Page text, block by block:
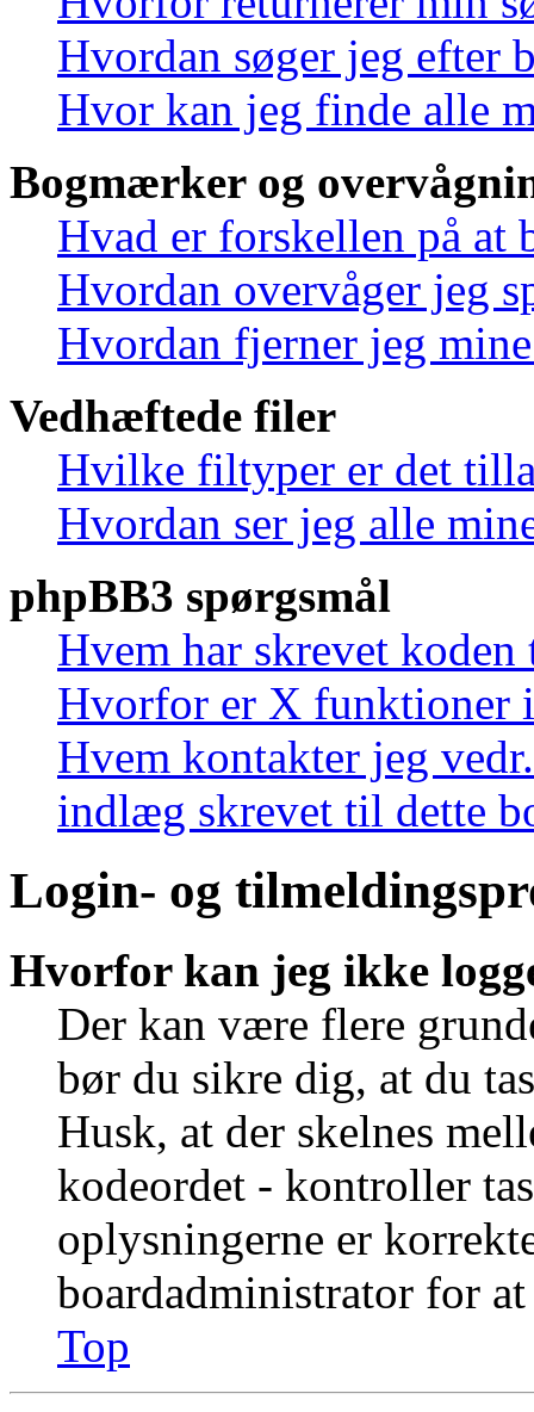
Hvordan søger jeg efter
Hvor kan jeg finde alle
Bogmærker og
Hvad er forskellen på at
Hvordan overvåger jeg
Hvordan fjerner jeg
Vedhæftede filer
Hvilke filtyper er det
Hvordan ser jeg alle
phpBB3 spørgsmål
Hvem har skrevet koden
Hvorfor er X funktioner
Hvem kontakter jeg
indlæg skrevet til dette
Login- og
Hvorfor kan jeg ikke
Der kan være flere
bør du sikre dig, at du
Husk, at der skelnes
kodeordet - kontroller
oplysningerne er
boardadministrator for
Top